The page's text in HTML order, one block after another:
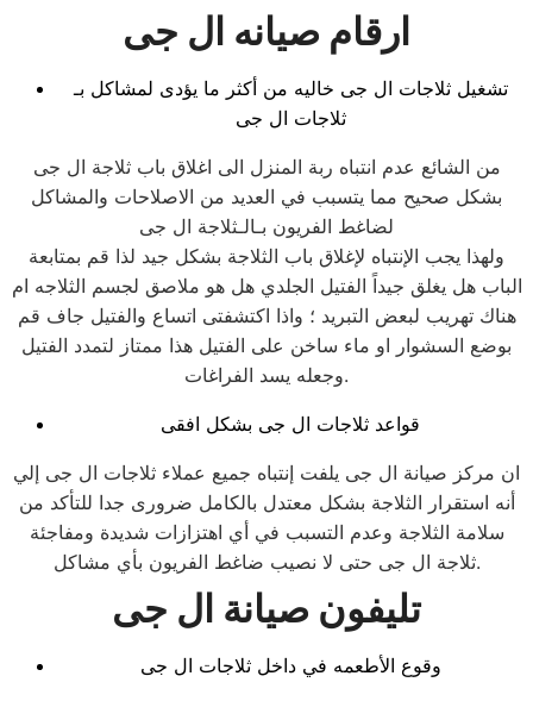
ارقام صيانه ال جى
تشغيل ثلاجات ال جى خاليه من أكثر ما يؤدى لمشاكل بـ
ثلاجات ال جى
من الشائع عدم انتباه ربة المنزل الى اغلاق باب ثلاجة ال جى
بشكل صحيح مما يتسبب في العديد من الاصلاحات والمشاكل
لضاغط الفريون بـالـثلاجة ال جى
ولهذا يجب الإنتباه لإغلاق باب الثلاجة بشكل جيد لذا قم بمتابعة
الباب هل يغلق جيداً الفتيل الجلدي هل هو ملاصق لجسم الثلاجه ام
هناك تهريب لبعض التبريد ؛ واذا اكتشفتى اتساع والفتيل جاف قم
بوضع السشوار او ماء ساخن على الفتيل هذا ممتاز لتمدد الفتيل
وجعله يسد الفراغات.
قواعد ثلاجات ال جى بشكل افقى
ان مركز صيانة ال جى يلفت إنتباه جميع عملاء ثلاجات ال جى إلي
أنه استقرار الثلاجة بشكل معتدل بالكامل ضرورى جدا للتأكد من
سلامة الثلاجة وعدم التسبب في أي اهتزازات شديدة ومفاجئة
ثلاجة ال جى حتى لا نصيب ضاغط الفريون بأي مشاكل.
تليفون صيانة ال جى
وقوع الأطعمه في داخل ثلاجات ال جى